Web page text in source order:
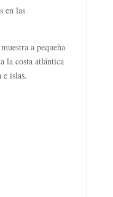
en las
a pequeña
la costa atlántica
e islas.